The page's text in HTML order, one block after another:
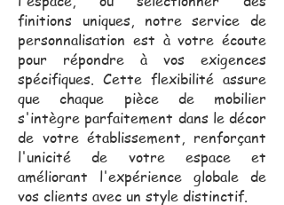
finitions uniques, notre service de
personnalisation est à votre écoute
pour répondre à vos exigences
spécifiques. Cette flexibilité assure
que chaque pièce de mobilier
s'intègre parfaitement dans le décor
de votre établissement, renforçant
l'unicité de votre espace et
améliorant l'expérience globale de
vos clients avec un style distinctif.